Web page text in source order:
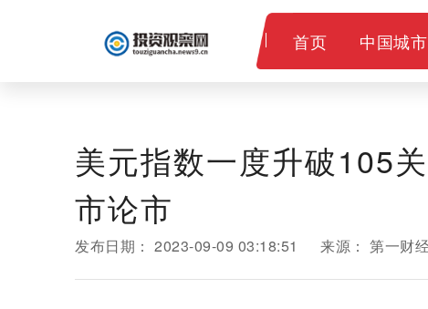
首页 中国城市
美元指数一度升破105
市论市
发布日期： 2023-09-09 03:18:51 来源： 第一财